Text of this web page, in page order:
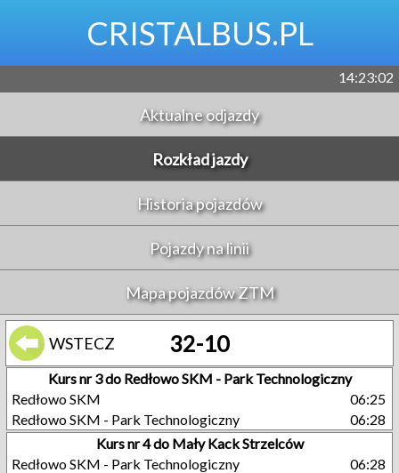
CRISTALBUS.PL
14:23:03
Aktualne odjazdy
Rozkład jazdy
Historia pojazdów
Pojazdy na linii
Mapa pojazdów ZTM
WSTECZ 32-10
Kurs nr 3 do Redłowo SKM - Park Technologiczny
Redłowo SKM
06:25
Redłowo SKM - Park Technologiczny
06:28
Kurs nr 4 do Mały Kack Strzelców
Redłowo SKM - Park Technologiczny
06:28